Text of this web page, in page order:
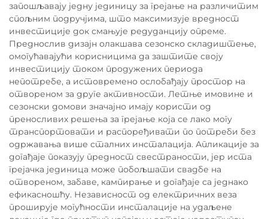
запошљавају једну јединицу за грејање на различитим
спољним подручјима, што максимизује вредност
инвестиције док смањује редуданцију опреме.
Преднослив дизајн олакшава сезонско складиштење,
омогућавајући корисницима да заштите своју
инвестицију током продужених периода
непотребе, а истовремено ослобађају простор на
отвореном за друге активности. Летње имовине и
сезонски домови значајно имају користи од
преносливих решења за грејање која се лако могу
транспортовати и распоређивати по потреби без
одржавања више сталних инсталација. Апликације за
догађаје показују предност свестраности, јер иста
грејачка јединица може побољшати свадбе на
отвореном, забаве, кампирање и догађаје са једнако
ефикасношћу. Независност од електричних веза
проширује могућности инсталације на удаљене